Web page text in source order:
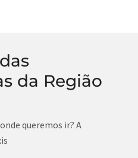
da Região
queremos ir? A